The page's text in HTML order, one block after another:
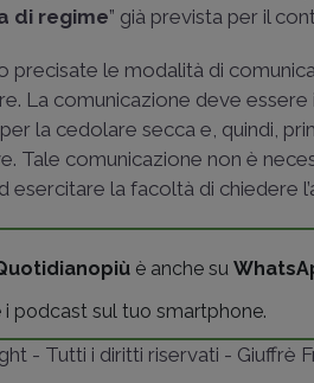
di regime” già prevista per il
precisate le modalità di
La comunicazione deve
per la cedolare secca e, quindi,
Tale comunicazione non è
esercitare la facoltà di chiedere
è anche su
i podcast sul tuo smartphone.
- Tutti i diritti riservati - Giuffrè